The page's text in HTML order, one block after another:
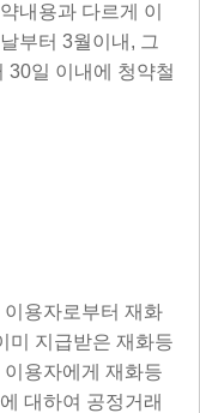
내용과 다르게 이
부터 3월이내, 그
30일 이내에 청약철
용자로부터 재화
미 지급받은 재화등
용자에게 재화등
대하여 공정거래